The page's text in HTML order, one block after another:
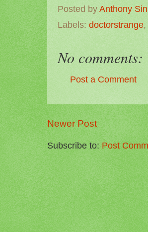
Posted by Anthony
Labels: doctorstrange,
No comments:
Post a Comment
Newer Post
Subscribe to:Post